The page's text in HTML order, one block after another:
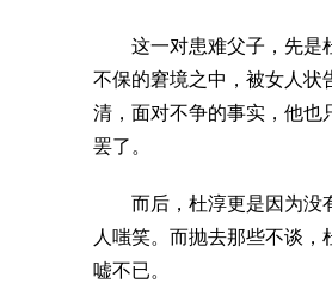
这一对患难父子，先是
不保的窘境之中，被女人状
清，面对不争的事实，他也
罢了。
而后，杜淳更是因为没
人嗤笑。而抛去那些不谈，
嘘不已。